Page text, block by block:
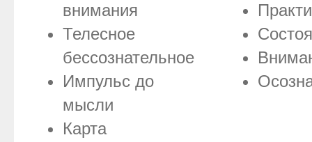
внимания
Телесное
бессознательное
Импульс до
мысли
Карта